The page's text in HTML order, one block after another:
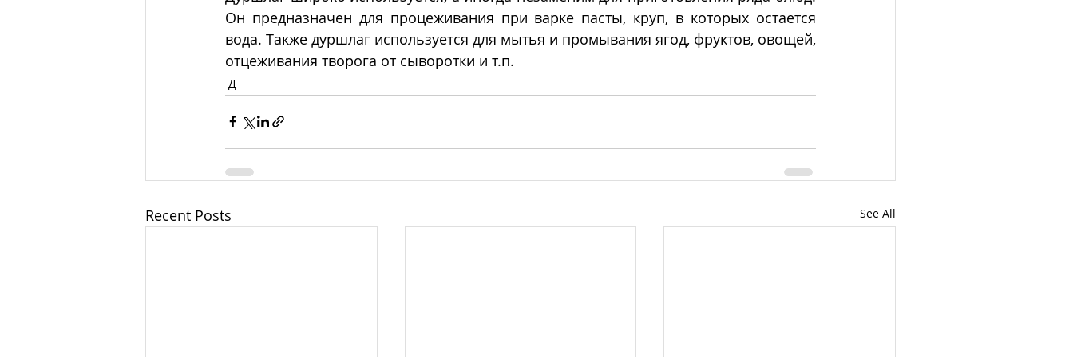
Он предназначен для процеживания при варке пасты, круп, в которых остается
вода. Также дуршлаг используется для мытья и промывания ягод, фруктов, овощей,
отцеживания творога от сыворотки и т.п.
Д
Recent Posts See All